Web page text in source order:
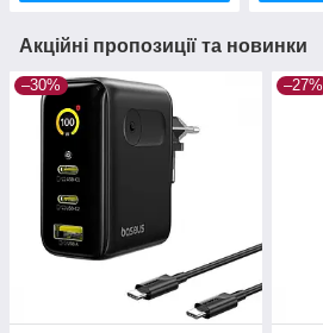
Акційні пропозиції та новинки
–30% –27%